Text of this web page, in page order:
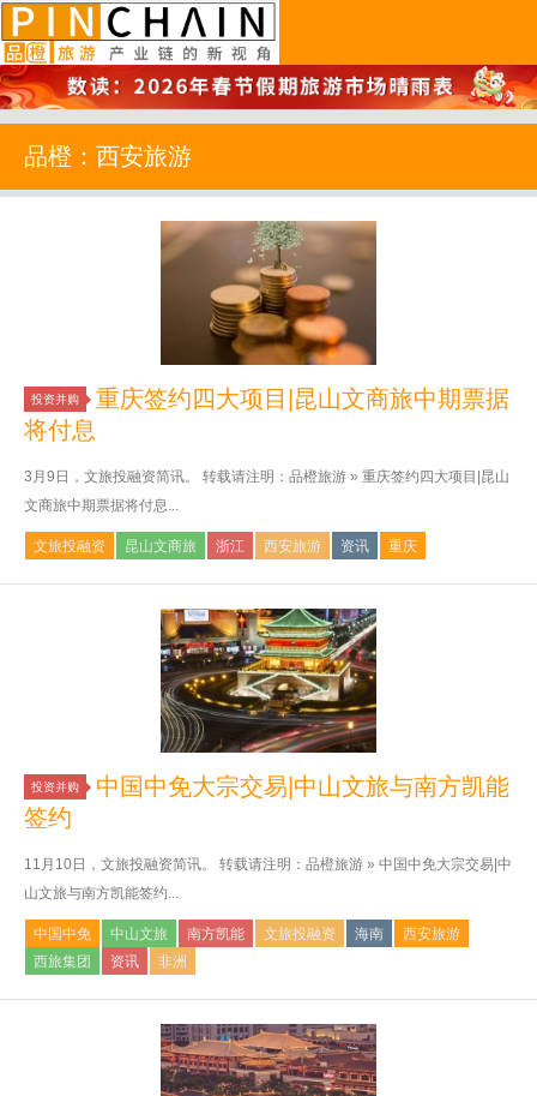
品橙旅游
品橙：西安旅游
投资并购
重庆签约四大项目|昆山文商旅中期票据
将付息
3月9日，文旅投融资简讯。 转载请注明：品橙旅游 » 重庆签约四大项目|昆山
文商旅中期票据将付息...
文旅投融资 昆山文商旅 浙江 西安旅游 资讯 重庆
投资并购
中国中免大宗交易|中山文旅与南方凯能
签约
11月10日，文旅投融资简讯。 转载请注明：品橙旅游 » 中国中免大宗交易|中
山文旅与南方凯能签约...
中国中免 中山文旅 南方凯能 文旅投融资 海南
西安旅游
西旅集团
资讯 非洲